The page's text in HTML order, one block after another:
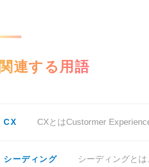
関連する用語
CX CXとはCustormer
シーディング シーディングと